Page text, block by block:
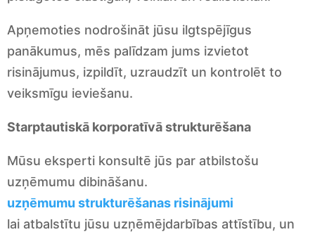
Apņemoties nodrošināt jūsu ilgtspējīgus
panākumus, mēs palīdzam jums izvietot
risinājumus, izpildīt, uzraudzīt un kontrolēt to
veiksmīgu ieviešanu.
Starptautiskā korporatīvā strukturēšana
Mūsu eksperti konsultē jūs par atbilstošu
uzņēmumu dibināšanu.
uzņēmumu strukturēšanas risinājumi
lai atbalstītu jūsu uzņēmējdarbības attīstību, un